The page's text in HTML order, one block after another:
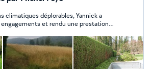
climatiques déplorables, Yannick a
et rendu une prestation
pour l'entretien de mes espaces
la quantité et de la qualité du travail
sa demande de rétribution pour sa